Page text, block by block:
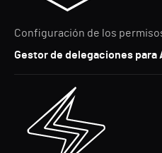
Configuración de los
Gestor de delegaciones para